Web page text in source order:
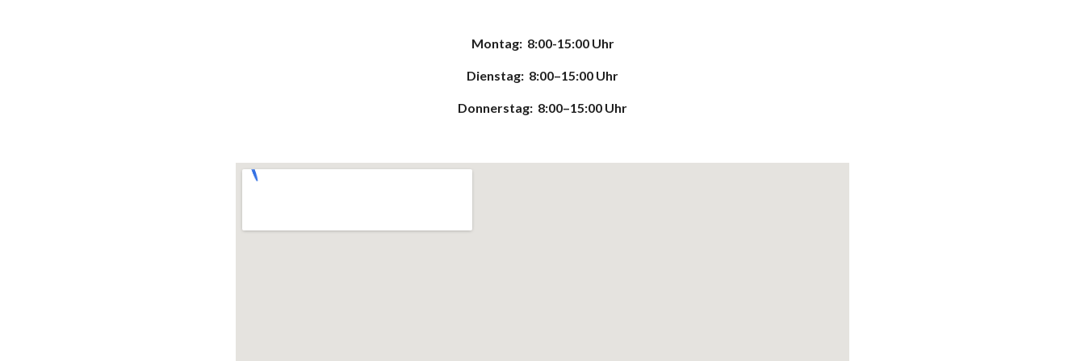
Montag: 8:00-15:00 Uhr
Dienstag: 8:00–15:00 Uhr
Donnerstag: 8:00–15:00 Uhr